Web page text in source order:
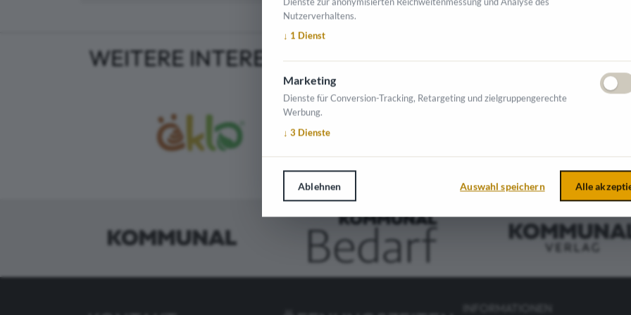
WEITERE INTERESSANTE AUSSTELLER
Nutzerverhaltens.
↓ 1 Dienst
Marketing
Dienste für Conversion-Tracking, Retargeting und zielgruppengerechte
Werbung.
↓ 3 Dienste
Ablehnen Auswahl speichern Alle